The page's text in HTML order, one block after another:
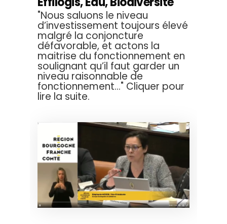
"Nous saluons le niveau
d’investissement toujours élevé
malgré la conjoncture
défavorable, et actons la
maitrise du fonctionnement en
soulignant qu’il faut garder un
niveau raisonnable de
fonctionnement..." Cliquer pour
lire la suite.